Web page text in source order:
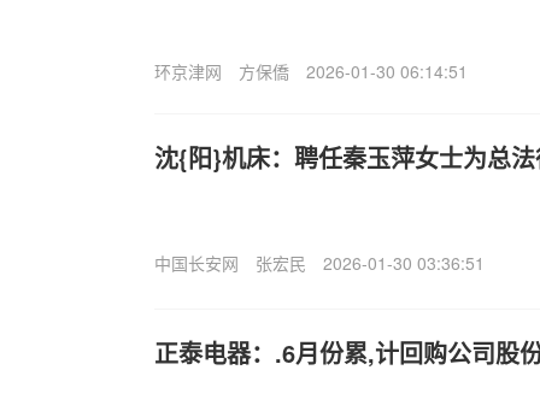
环京津网 方保僑 2026-01-30 06:14:51
沈{阳}机床：聘任秦玉萍女士为总
中国长安网 张宏民 2026-01-30 03:36:51
正泰电器：.6月份累,计回购公司股